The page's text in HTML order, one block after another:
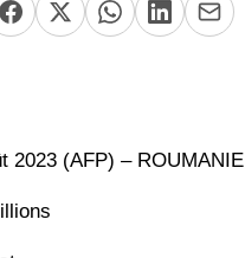
2023 (AFP) – ROUMANIE